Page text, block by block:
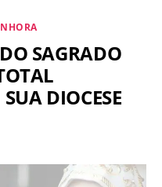
SAGRADO
DIOCESE